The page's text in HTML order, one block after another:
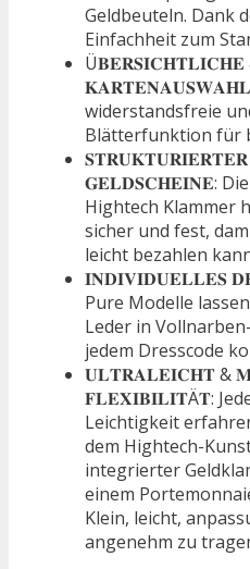
Geldbeuteln. Dank
Einfachheit zum
𝐊𝐀𝐑𝐓𝐄𝐍𝐀𝐔𝐒𝐖𝐀𝐇𝐋:
widerstandsfreie
Blätterfunktion für
𝐆𝐄𝐋𝐃𝐒𝐂𝐇𝐄𝐈𝐍𝐄: Die
Hightech Klammer
sicher und fest,
leicht bezahlen
𝐈𝐍𝐃𝐈𝐕𝐈𝐃𝐔𝐄𝐋𝐋𝐄𝐒
Pure Modelle
Leder in
jedem Dresscode
𝐔𝐋𝐓𝐑𝐀𝐋𝐄𝐈𝐂𝐇𝐓 &
𝐅𝐋𝐄𝐗𝐈𝐁𝐈𝐋𝐈𝐓Ä𝐓:
Leichtigkeit
dem Hightech-
integrierter
einem
Klein, leicht,
angenehm zu